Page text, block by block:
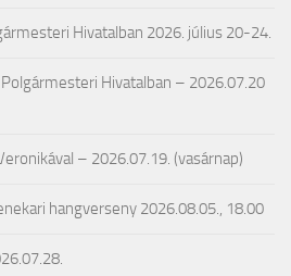
Hivatalban 2026. július 20-24.
Hivatalban – 2026.07.20
– 2026.07.19. (vasárnap)
hangverseny 2026.08.05., 18.00